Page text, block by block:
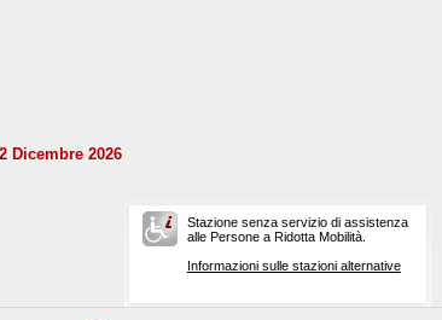
Dicembre 2026
Stazione senza servizio di assistenza
alle Persone a Ridotta Mobilità.
Informazioni sulle stazioni alternative